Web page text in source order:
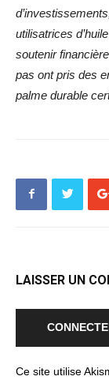
utilisatrices
soutenir
pas ont pris des
palme durable
LAISSER UN
Ce site utilise